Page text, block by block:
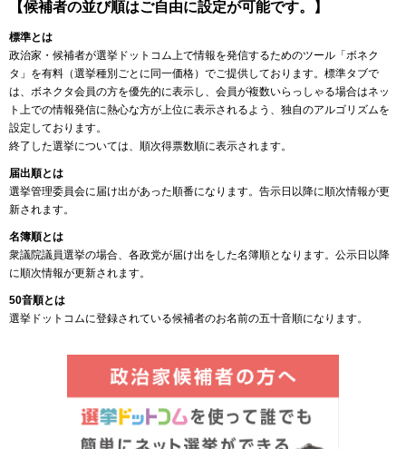
【候補者の並び順はご自由に設定が可能です。】
標準とは
政治家・候補者が選挙ドットコム上で情報を発信するためのツール「ボネク
タ」を有料（選挙種別ごとに同一価格）でご提供しております。標準タブで
は、ボネクタ会員の方を優先的に表示し、会員が複数いらっしゃる場合はネッ
ト上での情報発信に熱心な方が上位に表示されるよう、独自のアルゴリズムを
設定しております。
終了した選挙については、順次得票数順に表示されます。
届出順とは
選挙管理委員会に届け出があった順番になります。告示日以降に順次情報が更
新されます。
名簿順とは
衆議院議員選挙の場合、各政党が届け出をした名簿順となります。公示日以降
に順次情報が更新されます。
50音順とは
選挙ドットコムに登録されている候補者のお名前の五十音順になります。